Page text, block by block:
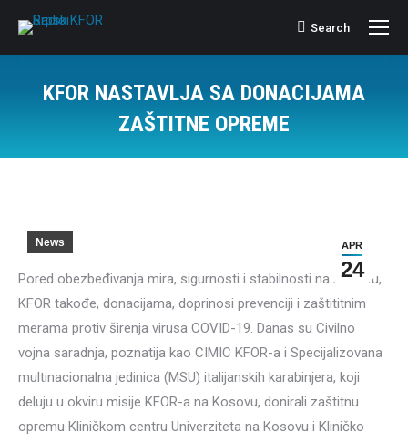
Search:
Search
KFOR NASTAVLJA SA DONACIJAMA
ZAŠTITNE OPREME
APR
24
News
Pored obezbeđivanja mira, sigurnosti i stabilnosti na Kosovu,
KFOR takođe, donacijama, doprinosi prevenciji i zaštititnim
merama protiv širenja virusa COVID-19. Danas su Civilno
vojna saradnja, poznatija kao CIMIC KFOR-a i Specijalizovana
multinacionalna jedinica (MSU) italijanskih karabinjera, koji
deluju u okviru misije KFOR-a na Kosovu, donirali zaštitnu
opremu Kliničkom centru Univerziteta na Kosovu i Kliničko